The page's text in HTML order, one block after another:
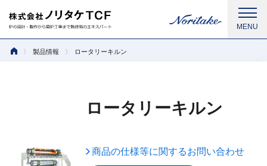
製品情報 ロータリーキルン
ロータリーキルン
商品の仕様等に関するお問い合わせ